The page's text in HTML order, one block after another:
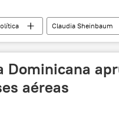
Claudia Sheinbaum
Honduras
Dominicana
aéreas